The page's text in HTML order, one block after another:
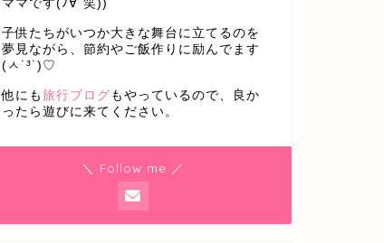
ママです(ﾉ∀`笑))
子供たちがいつか大きな舞台に立てるのを
夢見ながら、節約やご飯作りに励んでます
(ㅅ˙³˙)♡
他にも 旅行ブログ もやっているので、良か
ったら遊びに来てください。
＼ Follow me ／